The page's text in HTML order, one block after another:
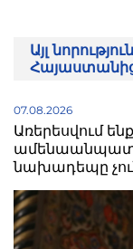
Այլ
07.08.2026
Առերեսվում
նախադեպը